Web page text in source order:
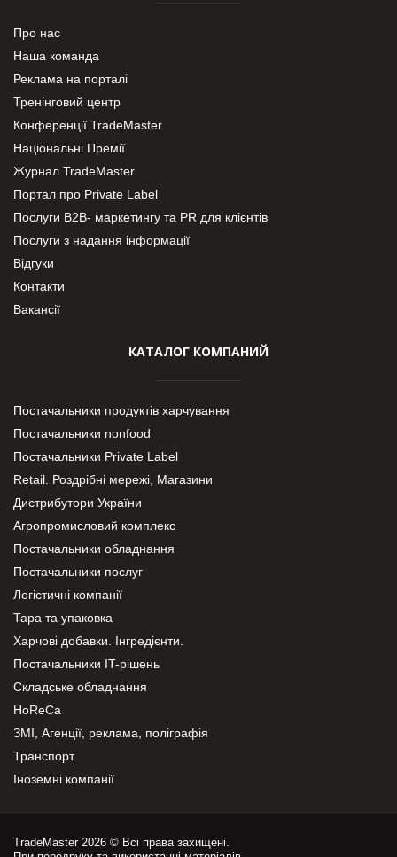
Про нас
Наша команда
Реклама на порталі
Тренінговий центр
Конференції TradeMaster
Національні Премії
Журнал TradeMaster
Портал про Private Label
Послуги В2В- маркетингу та PR для клієнтів
Послуги з надання інформації
Відгуки
Контакти
Вакансії
КАТАЛОГ КОМПАНИЙ
Постачальники продуктів харчування
Постачальники nonfood
Постачальники Private Label
Retail. Роздрібні мережі, Магазини
Дистрибутори України
Агропромисловий комплекс
Постачальники обладнання
Постачальники послуг
Логістичні компанії
Тара та упаковка
Харчові добавки. Інгредієнти.
Постачальники IT-рішень
Складське обладнання
HoReCa
ЗМІ, Агенції, реклама, поліграфія
Транспорт
Іноземні компанії
TradeMaster 2026 © Всі права захищені.